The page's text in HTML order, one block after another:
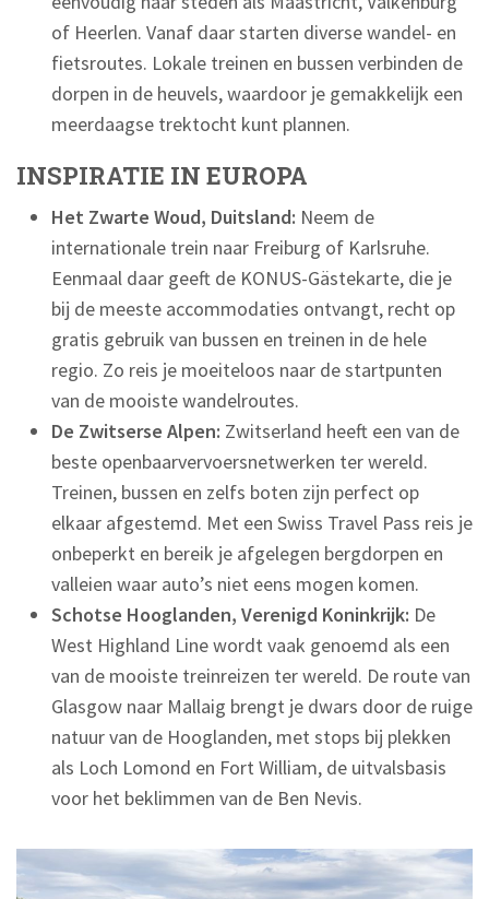
of Heerlen. Vanaf daar starten diverse wandel- en
fietsroutes. Lokale treinen en bussen verbinden de
dorpen in de heuvels, waardoor je gemakkelijk een
meerdaagse trektocht kunt plannen.
INSPIRATIE IN EUROPA
Het Zwarte Woud, Duitsland: Neem de
internationale trein naar Freiburg of Karlsruhe.
Eenmaal daar geeft de KONUS-Gästekarte, die je
bij de meeste accommodaties ontvangt, recht op
gratis gebruik van bussen en treinen in de hele
regio. Zo reis je moeiteloos naar de startpunten
van de mooiste wandelroutes.
De Zwitserse Alpen: Zwitserland heeft een van de
beste openbaarvervoersnetwerken ter wereld.
Treinen, bussen en zelfs boten zijn perfect op
elkaar afgestemd. Met een Swiss Travel Pass reis je
onbeperkt en bereik je afgelegen bergdorpen en
valleien waar auto’s niet eens mogen komen.
Schotse Hooglanden, Verenigd Koninkrijk: De
West Highland Line wordt vaak genoemd als een
van de mooiste treinreizen ter wereld. De route van
Glasgow naar Mallaig brengt je dwars door de ruige
natuur van de Hooglanden, met stops bij plekken
als Loch Lomond en Fort William, de uitvalsbasis
voor het beklimmen van de Ben Nevis.